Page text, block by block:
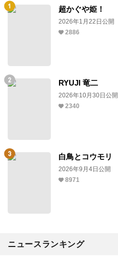
超かぐや姫！
2026年1月22日公開
2886
RYUJI 竜二
2026年10月30日公開
2340
白鳥とコウモリ
2026年9月4日公開
8971
ニュースランキング